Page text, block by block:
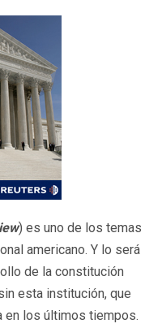
) es uno de los temas
americano. Y lo será
de la constitución
esta institución, que
en los últimos tiempos.